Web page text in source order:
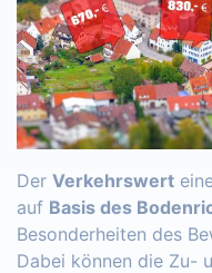
Der Verkehrswert
auf Basis des
Besonderheiten des
Dabei können die Zu-